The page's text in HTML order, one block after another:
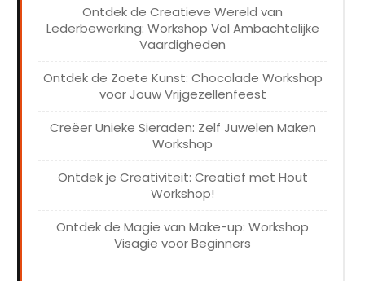
Ontdek de Creatieve Wereld van
Lederbewerking: Workshop Vol Ambachtelijke
Vaardigheden
Ontdek de Zoete Kunst: Chocolade Workshop
voor Jouw Vrijgezellenfeest
Creëer Unieke Sieraden: Zelf Juwelen Maken
Workshop
Ontdek je Creativiteit: Creatief met Hout
Workshop!
Ontdek de Magie van Make-up: Workshop
Visagie voor Beginners